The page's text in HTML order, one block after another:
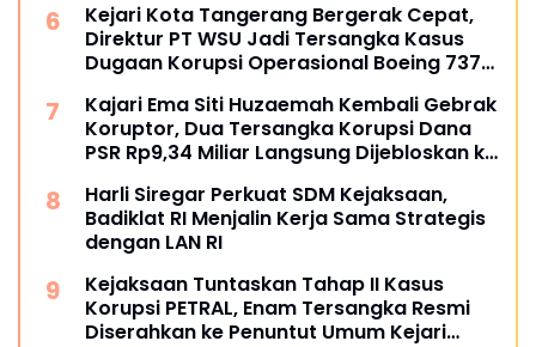
Kejari Kota Tangerang Bergerak Cepat,
Direktur PT WSU Jadi Tersangka Kasus
Dugaan Korupsi Operasional Boeing 737-
Kajari Ema Siti Huzaemah Kembali Gebrak
Koruptor, Dua Tersangka Korupsi Dana
PSR Rp9,34 Miliar Langsung Dijebloskan ke
Harli Siregar Perkuat SDM Kejaksaan,
Badiklat RI Menjalin Kerja Sama Strategis
dengan LAN RI
Kejaksaan Tuntaskan Tahap II Kasus
Korupsi PETRAL, Enam Tersangka Resmi
Diserahkan ke Penuntut Umum Kejari